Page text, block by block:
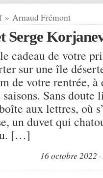
» Arnaud Frémont
Serge
cadeau de votre
sur une île
de votre rentrée,
Sans doute
aux lettres, où
un duvet qui
[…]
16 octobre 2022